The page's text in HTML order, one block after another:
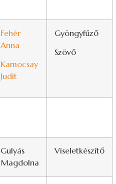
Fehér
Anna
Kamocsay
Judit
Gyöngyfűző
Szövő
Gulyás
Magdolna
Viseletkészítő